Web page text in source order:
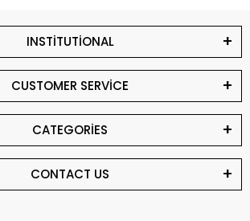
INSTİTUTİONAL
CUSTOMER SERVİCE
CATEGORİES
CONTACT US